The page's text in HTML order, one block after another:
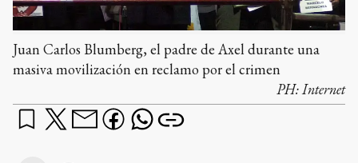
Juan Carlos Blumberg, el padre de Axel durante una
masiva movilización en reclamo por el crimen
PH:Internet